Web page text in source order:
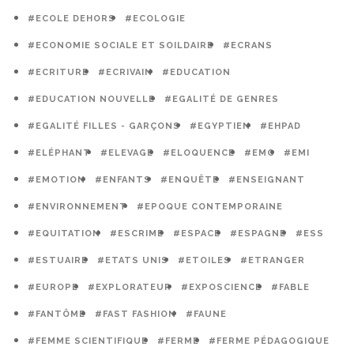
#ECOLE DEHORS #ECOLOGIE
#ECONOMIE SOCIALE ET SOILDAIRE #ECRANS
#ECRITURE #ECRIVAIN #EDUCATION
#EDUCATION NOUVELLE #EGALITÉ DE GENRES
#EGALITÉ FILLES - GARÇONS #EGYPTIEN #EHPAD
#ELÉPHANT #ELEVAGE #ELOQUENCE #EMC #EMI
#EMOTION #ENFANTS #ENQUÊTE #ENSEIGNANT
#ENVIRONNEMENT #EPOQUE CONTEMPORAINE
#EQUITATION #ESCRIME #ESPACE #ESPAGNE #ESS
#ESTUAIRE #ETATS UNIS #ETOILES #ETRANGER
#EUROPE #EXPLORATEUR #EXPOSCIENCE #FABLE
#FANTÔME #FAST FASHION #FAUNE
#FEMME SCIENTIFIQUE #FERME #FERME PÉDAGOGIQUE